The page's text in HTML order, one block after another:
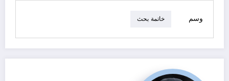
وسم خاتمة بحث